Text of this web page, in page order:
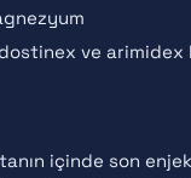
ve arimidex
içinde son